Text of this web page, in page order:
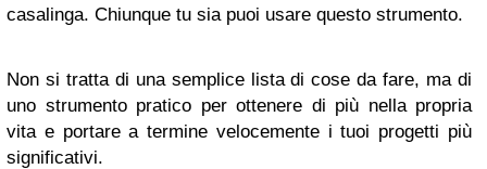
casalinga. Chiunque tu sia puoi usare questo strumento.
Non si tratta di una semplice lista di cose da fare, ma di
uno strumento pratico per ottenere di più nella propria
vita e portare a termine velocemente i tuoi progetti più
significativi.